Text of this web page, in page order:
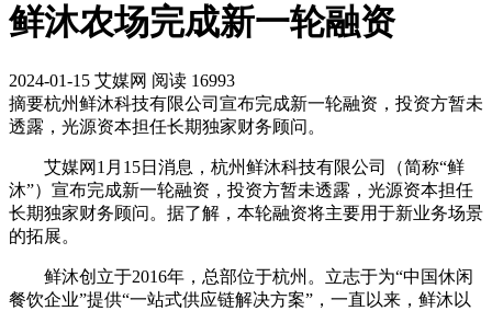
鲜沐农场完成新一轮融资
2024-01-15 艾媒网 阅读 16993
摘要杭州鲜沐科技有限公司宣布完成新一轮融资，投资方暂未
透露，光源资本担任长期独家财务顾问。
艾媒网1月15日消息，杭州鲜沐科技有限公司（简称“鲜
沐”）宣布完成新一轮融资，投资方暂未透露，光源资本担任
长期独家财务顾问。据了解，本轮融资将主要用于新业务场景
的拓展。
鲜沐创立于2016年，总部位于杭州。立志于为“中国休闲
餐饮企业”提供“一站式供应链解决方案”，一直以来，鲜沐以